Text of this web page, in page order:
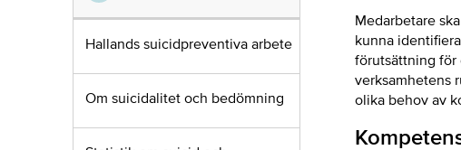
Hallands suicidpreventiva arbete
Om suicidalitet och bedömning
Medarbetare
kunna
förutsättning för
verksamhetens
olika behov av